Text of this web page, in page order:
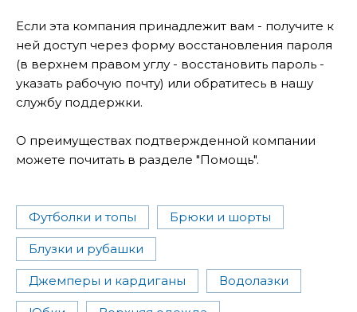
Если эта компания принадлежит вам - получите к
ней доступ через форму восстановления пароля
(в верхнем правом углу - восстановить пароль -
указать рабочую почту) или обратитесь в нашу
службу поддержки.
О преимуществах подтвержденной компании
можете почитать в разделе "Помощь".
Футболки и топы Брюки и шорты
Блузки и рубашки
Джемперы и кардиганы Водолазки